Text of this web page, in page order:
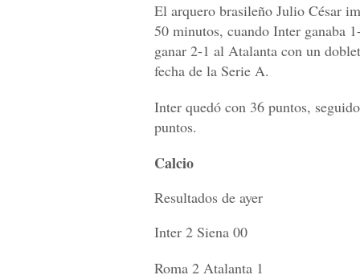
El arquero brasileño Julio César
50 minutos, cuando Inter ganaba
ganar 2-1 al Atalanta con un
fecha de la Serie A.
Inter quedó con 36 puntos,
puntos.
Calcio
Resultados de ayer
Inter 2 Siena 00
Roma 2 Atalanta 1